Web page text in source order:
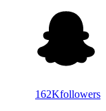
162Kfollowers